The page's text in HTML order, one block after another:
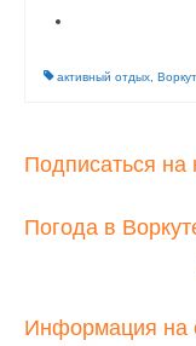
активный отдых
Подписаться на
Погода в
Информация на